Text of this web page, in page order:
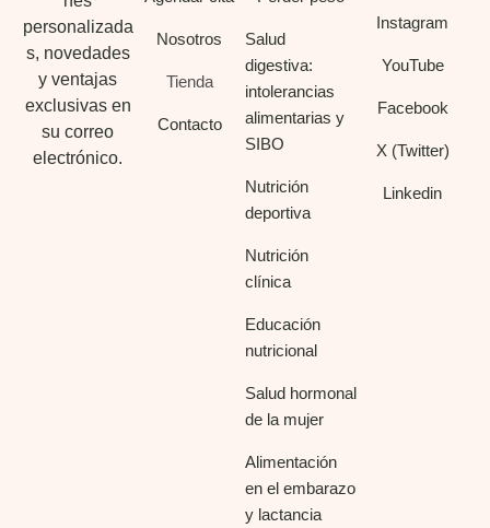
personalizada
s, novedades
y ventajas
exclusivas en
su correo
electrónico.
Nosotros
Tienda
Contacto
Salud
digestiva:
intolerancias
alimentarias y
SIBO
Nutrición
deportiva
Nutrición
clínica
Educación
nutricional
Salud hormonal
de la mujer
Alimentación
en el embarazo
y lactancia
Instagram
YouTube
Facebook
X (Twitter)
Linkedin